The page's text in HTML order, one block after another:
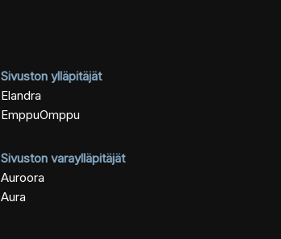
Sivuston ylläpitäjät
Elandra
EmppuOmppu
Sivuston varaylläpitäjät
Auroora
Aura